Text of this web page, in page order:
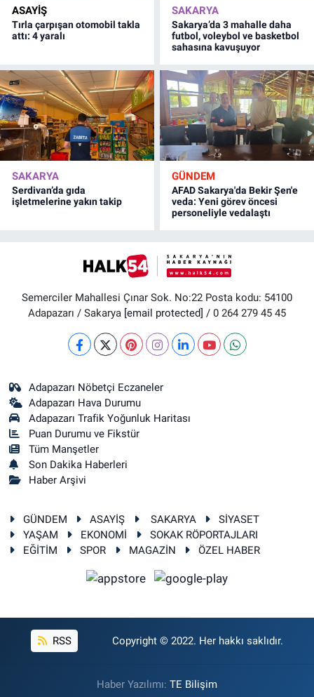
ASAYİŞ
Tırla çarpışan otomobil takla
attı: 4 yaralı
SAKARYA
Sakarya’da 3 mahalle daha
futbol, voleybol ve basketbol
sahasına kavuşuyor
SAKARYA
Serdivan’da gıda
işletmelerine yakın takip
GÜNDEM
AFAD Sakarya'da Bekir Şen'e
veda: Yeni görev öncesi
personeliyle vedalaştı
Semerciler Mahallesi Çınar Sok. No:22 Posta kodu: 54100
Adapazarı / Sakarya [email protected] / 0 264 279 45 45
Adapazarı Nöbetçi Eczaneler
Adapazarı Hava Durumu
Adapazarı Trafik Yoğunluk Haritası
Puan Durumu ve Fikstür
Tüm Manşetler
Son Dakika Haberleri
Haber Arşivi
GÜNDEM ASAYİŞ SAKARYA
SİYASET
YAŞAM
EKONOMİ
SOKAK RÖPORTAJLARI
EĞİTİM
SPOR MAGAZİN ÖZEL HABER
RSS Copyright © 2022. Her hakkı saklıdır.
Haber Yazılımı: TE Bilişim